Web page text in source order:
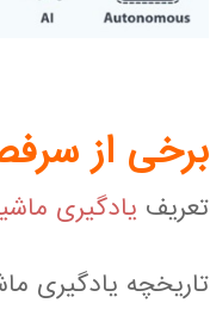
برخی از
تعریف یادگیری
تاریخچه یادگیری